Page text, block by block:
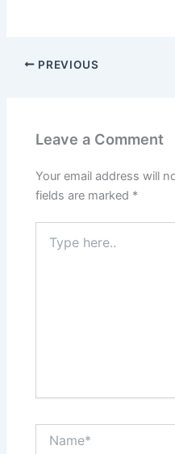
PREVIOUS
Leave a Comment
Your email address will
fields are marked *
here..